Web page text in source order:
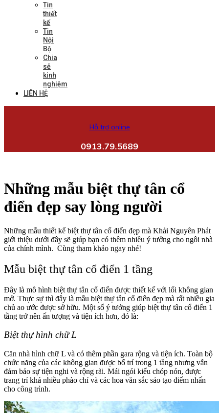
Tin
thiết
kế
Tin
Nội
Bộ
Chia
sẻ
kinh
nghiệm
LIÊN HỆ
Hỗ trợ online
0913.79.5689
Những mẫu biệt thự tân cổ
điển đẹp say lòng người
Những mẫu thiết kế biệt thự tân cổ điển đẹp mà Khải Nguyên Phát
giới thiệu dưới đây sẽ giúp bạn có thêm nhiều ý tưởng cho ngôi nhà
của chính mình. Cùng tham khảo ngay nhé!
Mẫu biệt thự tân cổ điển 1 tầng
Đây là mô hình biệt thự tân cổ điển được thiết kế với lối không gian
mở. Thực sự thì đây là mẫu biệt thự tân cổ điển đẹp mà rất nhiều gia
chủ ao ước được sở hữu. Một số ý tưởng giúp biệt thự tân cổ điển 1
tầng trở nên ấn tượng và tiện ích hơn, đó là:
Biệt thự hình chữ L
Căn nhà hình chữ L và có thêm phần gara rộng và tiện ích. Toàn bộ
chức năng của các không gian được bố trí trong 1 tầng nhưng vẫn
đảm bảo sự tiện nghi và rộng rãi. Mái ngói kiểu chóp nón, được
trang trí khá nhiều phào chỉ và các hoa văn sắc sảo tạo điểm nhấn
cho công trình.